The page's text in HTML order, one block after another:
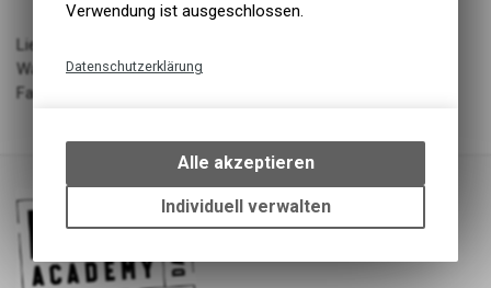
Lieferant: Adidas
Warengruppe: Bekleidung - Schuhe
Farbe: Black
Verwendung ist ausgeschlossen.
Datenschutzerklärung
bestimmte Interaktionen und
Einstellungen auf Ihrem Gerät,
um die grundlegenden
Funktionen unseres Online-
des Warenkorbs, zu
Alle akzeptieren
Individuell verwalten